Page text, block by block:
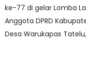
ke-77 di gelar Lomba
Anggota DPRD
Desa Warukapas